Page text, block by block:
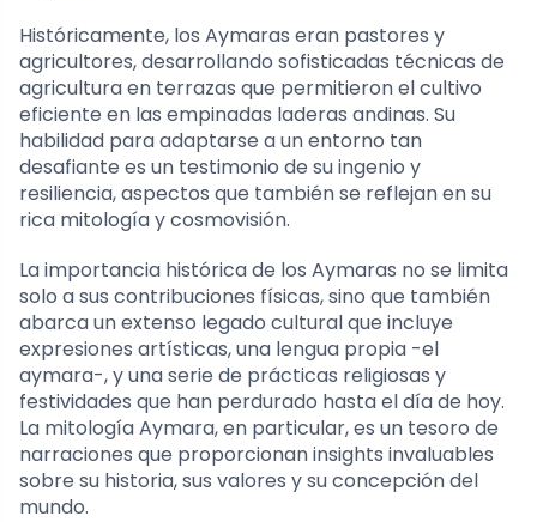
Históricamente, los Aymaras eran pastores y
agricultores, desarrollando sofisticadas técnicas de
agricultura en terrazas que permitieron el cultivo
eficiente en las empinadas laderas andinas. Su
habilidad para adaptarse a un entorno tan
desafiante es un testimonio de su ingenio y
resiliencia, aspectos que también se reflejan en su
rica mitología y cosmovisión.
La importancia histórica de los Aymaras no se limita
solo a sus contribuciones físicas, sino que también
abarca un extenso legado cultural que incluye
expresiones artísticas, una lengua propia -el
aymara-, y una serie de prácticas religiosas y
festividades que han perdurado hasta el día de hoy.
La mitología Aymara, en particular, es un tesoro de
narraciones que proporcionan insights invaluables
sobre su historia, sus valores y su concepción del
mundo.